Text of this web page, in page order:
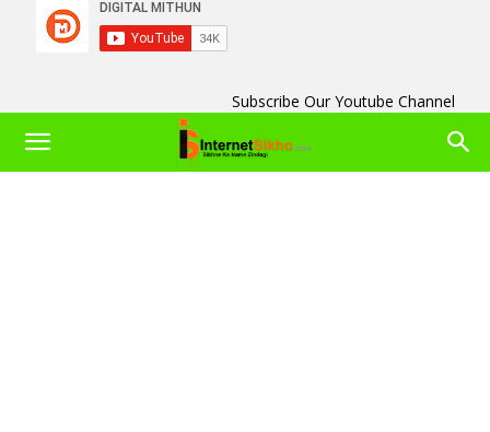
Subscribe Our Youtube Channel